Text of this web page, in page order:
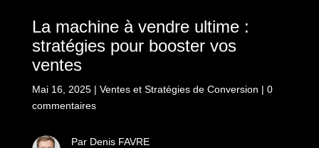
La machine à vendre ultime :
stratégies pour booster vos
ventes
Mai 16, 2025| Ventes et Stratégies de Conversion | 0
commentaires
Par Denis FAVRE